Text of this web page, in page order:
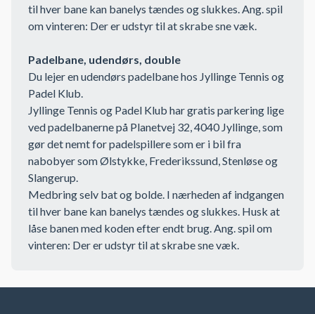
til hver bane kan banelys tændes og slukkes. Ang. spil
om vinteren: Der er udstyr til at skrabe sne væk.
Padelbane, udendørs, double
Du lejer en udendørs padelbane hos Jyllinge Tennis og
Padel Klub.
Jyllinge Tennis og Padel Klub har gratis parkering lige
ved padelbanerne på Planetvej 32, 4040 Jyllinge, som
gør det nemt for padelspillere som er i bil fra
nabobyer som Ølstykke, Frederikssund, Stenløse og
Slangerup.
Medbring selv bat og bolde. I nærheden af indgangen
til hver bane kan banelys tændes og slukkes. Husk at
låse banen med koden efter endt brug. Ang. spil om
vinteren: Der er udstyr til at skrabe sne væk.